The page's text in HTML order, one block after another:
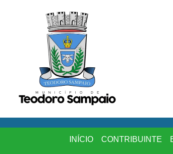
INÍCIO CONTRIBUINTE